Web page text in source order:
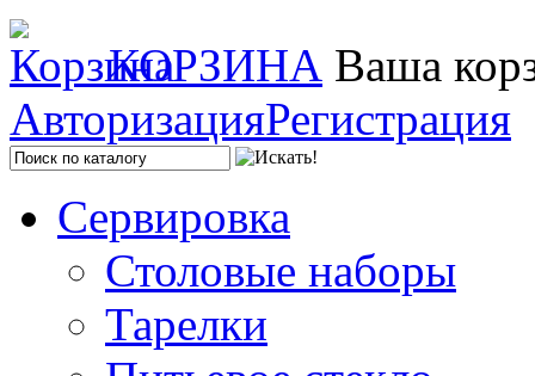
КОРЗИНА Ваша
АвторизацияРегистрация
Сервировка
Столовые наборы
Тарелки